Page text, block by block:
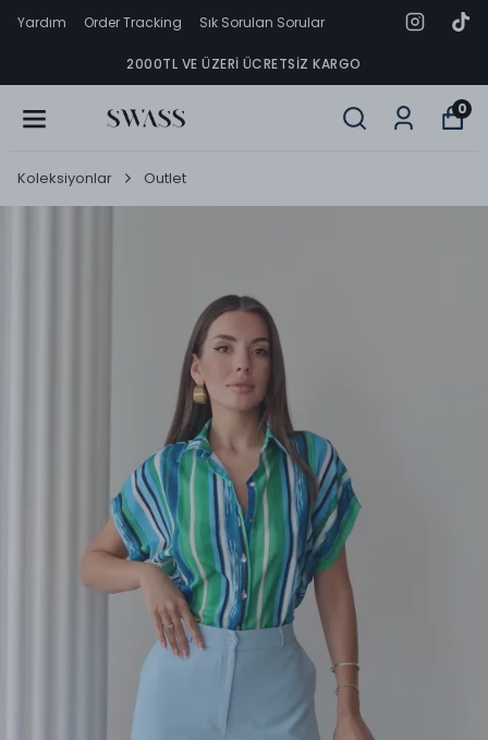
Yardım Order Tracking Sık Sorulan Sorular
2000TL VE ÜZERI ÜCRETSIZ KARGO
0
Koleksiyonlar Outlet